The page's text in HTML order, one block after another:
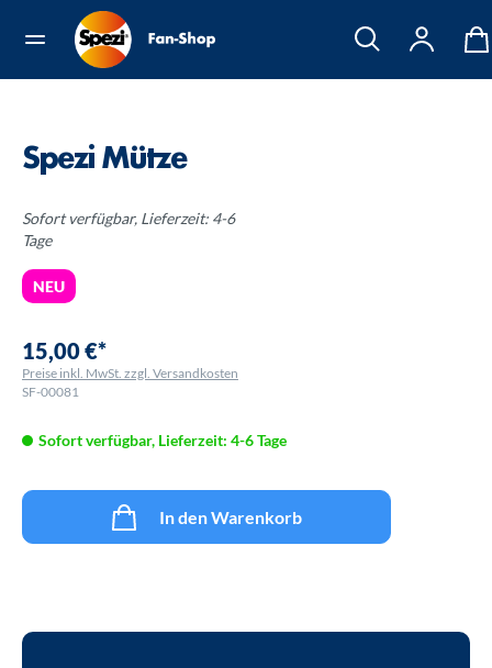
Spezi Mütze
Sofort verfügbar, Lieferzeit: 4-6
Tage
NEU
Preise inkl. MwSt. zzgl. Versandkosten
Sofort verfügbar, Lieferzeit: 4-6 Tage
SF-00081
15,00 €*
In den Warenkorb